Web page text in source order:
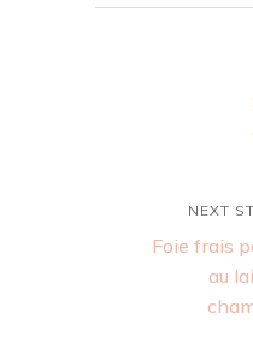
NEXT
Foie frais
au